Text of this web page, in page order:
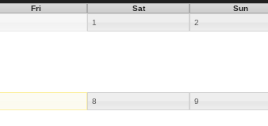
Fri Sat
Sun
1 2
8 9